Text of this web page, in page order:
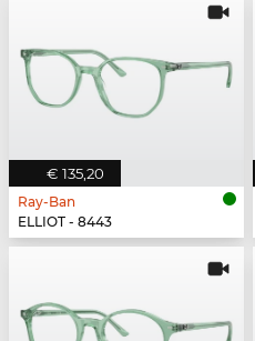
€ 135,20
Ray-Ban
ELLIOT - 8443